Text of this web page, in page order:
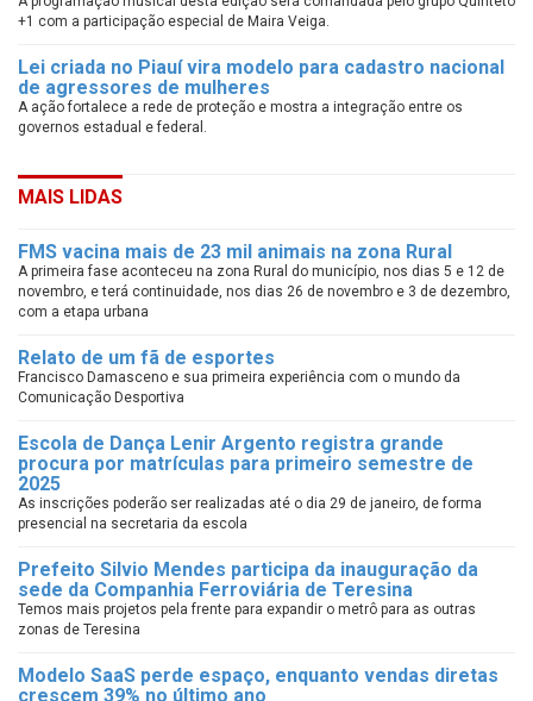
+1 com a participação especial de Maira Veiga.
Lei criada no Piauí vira modelo para cadastro nacional
de agressores de mulheres
A ação fortalece a rede de proteção e mostra a integração entre os
governos estadual e federal.
MAIS LIDAS
FMS vacina mais de 23 mil animais na zona Rural
A primeira fase aconteceu na zona Rural do município, nos dias 5 e 12 de
novembro, e terá continuidade, nos dias 26 de novembro e 3 de dezembro,
com a etapa urbana
Relato de um fã de esportes
Francisco Damasceno e sua primeira experiência com o mundo da
Comunicação Desportiva
Escola de Dança Lenir Argento registra grande
procura por matrículas para primeiro semestre de
2025
As inscrições poderão ser realizadas até o dia 29 de janeiro, de forma
presencial na secretaria da escola
Prefeito Silvio Mendes participa da inauguração da
sede da Companhia Ferroviária de Teresina
Temos mais projetos pela frente para expandir o metrô para as outras
zonas de Teresina
Modelo SaaS perde espaço, enquanto vendas diretas
crescem 39% no último ano